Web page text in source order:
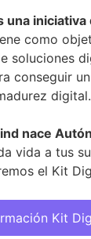
una
como
soluciones
conseguir
digital.
nace
vida a tus
el Kit
Kit